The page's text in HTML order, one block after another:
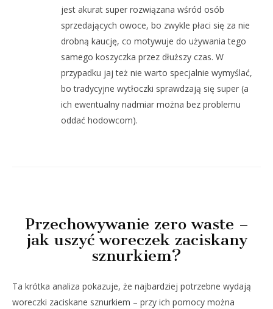
jest akurat super rozwiązana wśród osób
sprzedających owoce, bo zwykle płaci się za nie
drobną kaucję, co motywuje do używania tego
samego koszyczka przez dłuższy czas. W
przypadku jaj też nie warto specjalnie wymyślać,
bo tradycyjne wytłoczki sprawdzają się super (a
ich ewentualny nadmiar można bez problemu
oddać hodowcom).
Przechowywanie zero waste –
jak uszyć woreczek zaciskany
sznurkiem?
Ta krótka analiza pokazuje, że najbardziej potrzebne wydają
woreczki zaciskane sznurkiem – przy ich pomocy można